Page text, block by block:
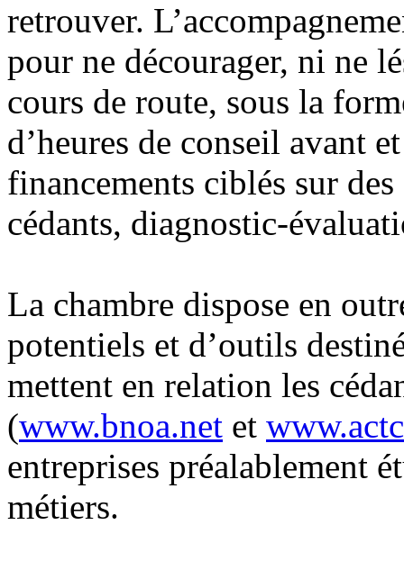
retrouver.
pour ne décourager, ni ne
cours de route, sous la
d’heures de conseil avant
financements ciblés sur
cédants, diagnostic-
La chambre dispose en
potentiels et d’outils
mettent en relation les
(www.bnoa.net et
entreprises préalablement
métiers.